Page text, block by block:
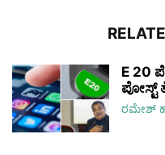
E 20
ಪೋಸ್ಟ್‌
ರಮೇಶ್‌